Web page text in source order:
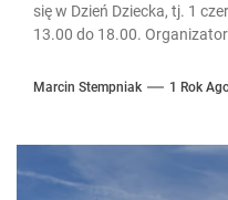
się w Dzień Dziecka, tj. 1
13.00 do 18.00.
Marcin Stempniak 1 Rok